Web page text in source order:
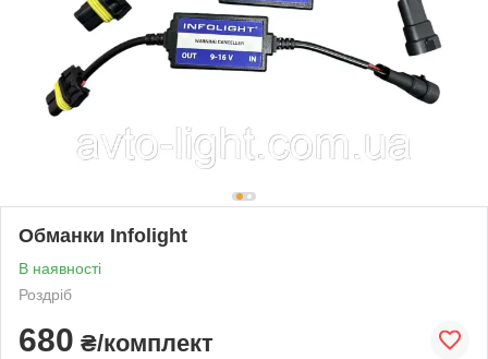
Обманки Infolight
В наявності
Роздріб
680 ₴/комплект